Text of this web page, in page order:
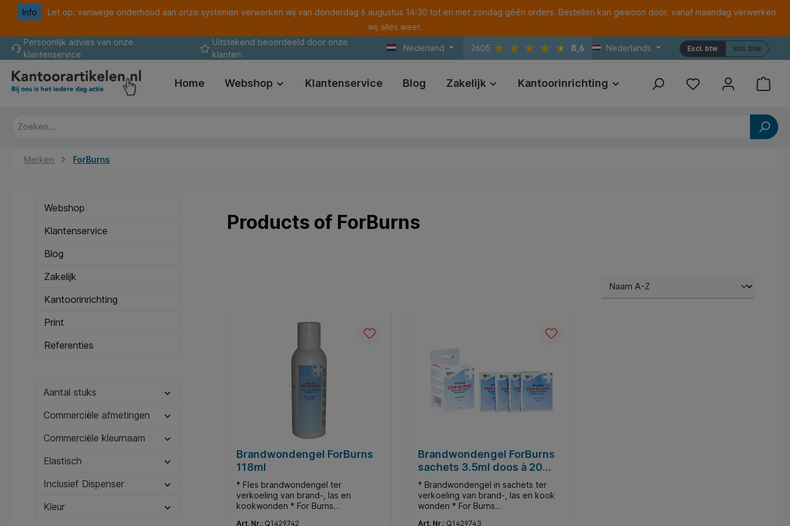
Ga naar de hoofdnavigatie
Info
Let op: vanwege onderhoud aan onze systemen verwerken wij van donderdag 6 augustus 14:30 tot en met zondag géén orders. Bestellen kan gewoon door, vanaf maandag verwerken
wij alles weer.
Persoonlijk advies van onze
klantenservice
Uitstekend beoordeeld door onze
klanten
Nederland 2605 8,6 Nederlands Incl. btw
Excl. btw
Home Webshop Klantenservice Blog Zakelijk Kantoorinrichting Print Referenties
Merken ForBurns
Webshop
Klantenservice
Blog
Zakelijk
Kantoorinrichting
Print
Referenties
Aantal stuks
Commerciële afmetingen
Commerciële kleurnaam
Elastisch
Inclusief Dispenser
Kleur
Products of ForBurns
Brandwondengel ForBurns
118ml
* Fles brandwondengel ter
verkoeling van brand-, las en
kookwonden * For Burns
Art. Nr.: Q1429742
Brandwondengel ForBurns
sachets 3.5ml doos à 20
stuks
* Brandwondengel in sachets ter
verkoeling van brand-, las en kook
wonden * For Burns
Art. Nr.: Q1429743